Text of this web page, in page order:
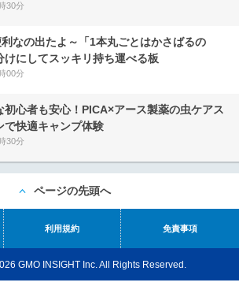
30分
なの出たよ～「1本丸ごとはかさばるの
にしてスッキリ持ち運べる板
00分
初心者も安心！PICA×アース製薬の虫ケアス
で快適キャンプ体験
30分
ページの先頭へ
利用規約 免責事項
GMO INSIGHT Inc. All Rights Reserved.